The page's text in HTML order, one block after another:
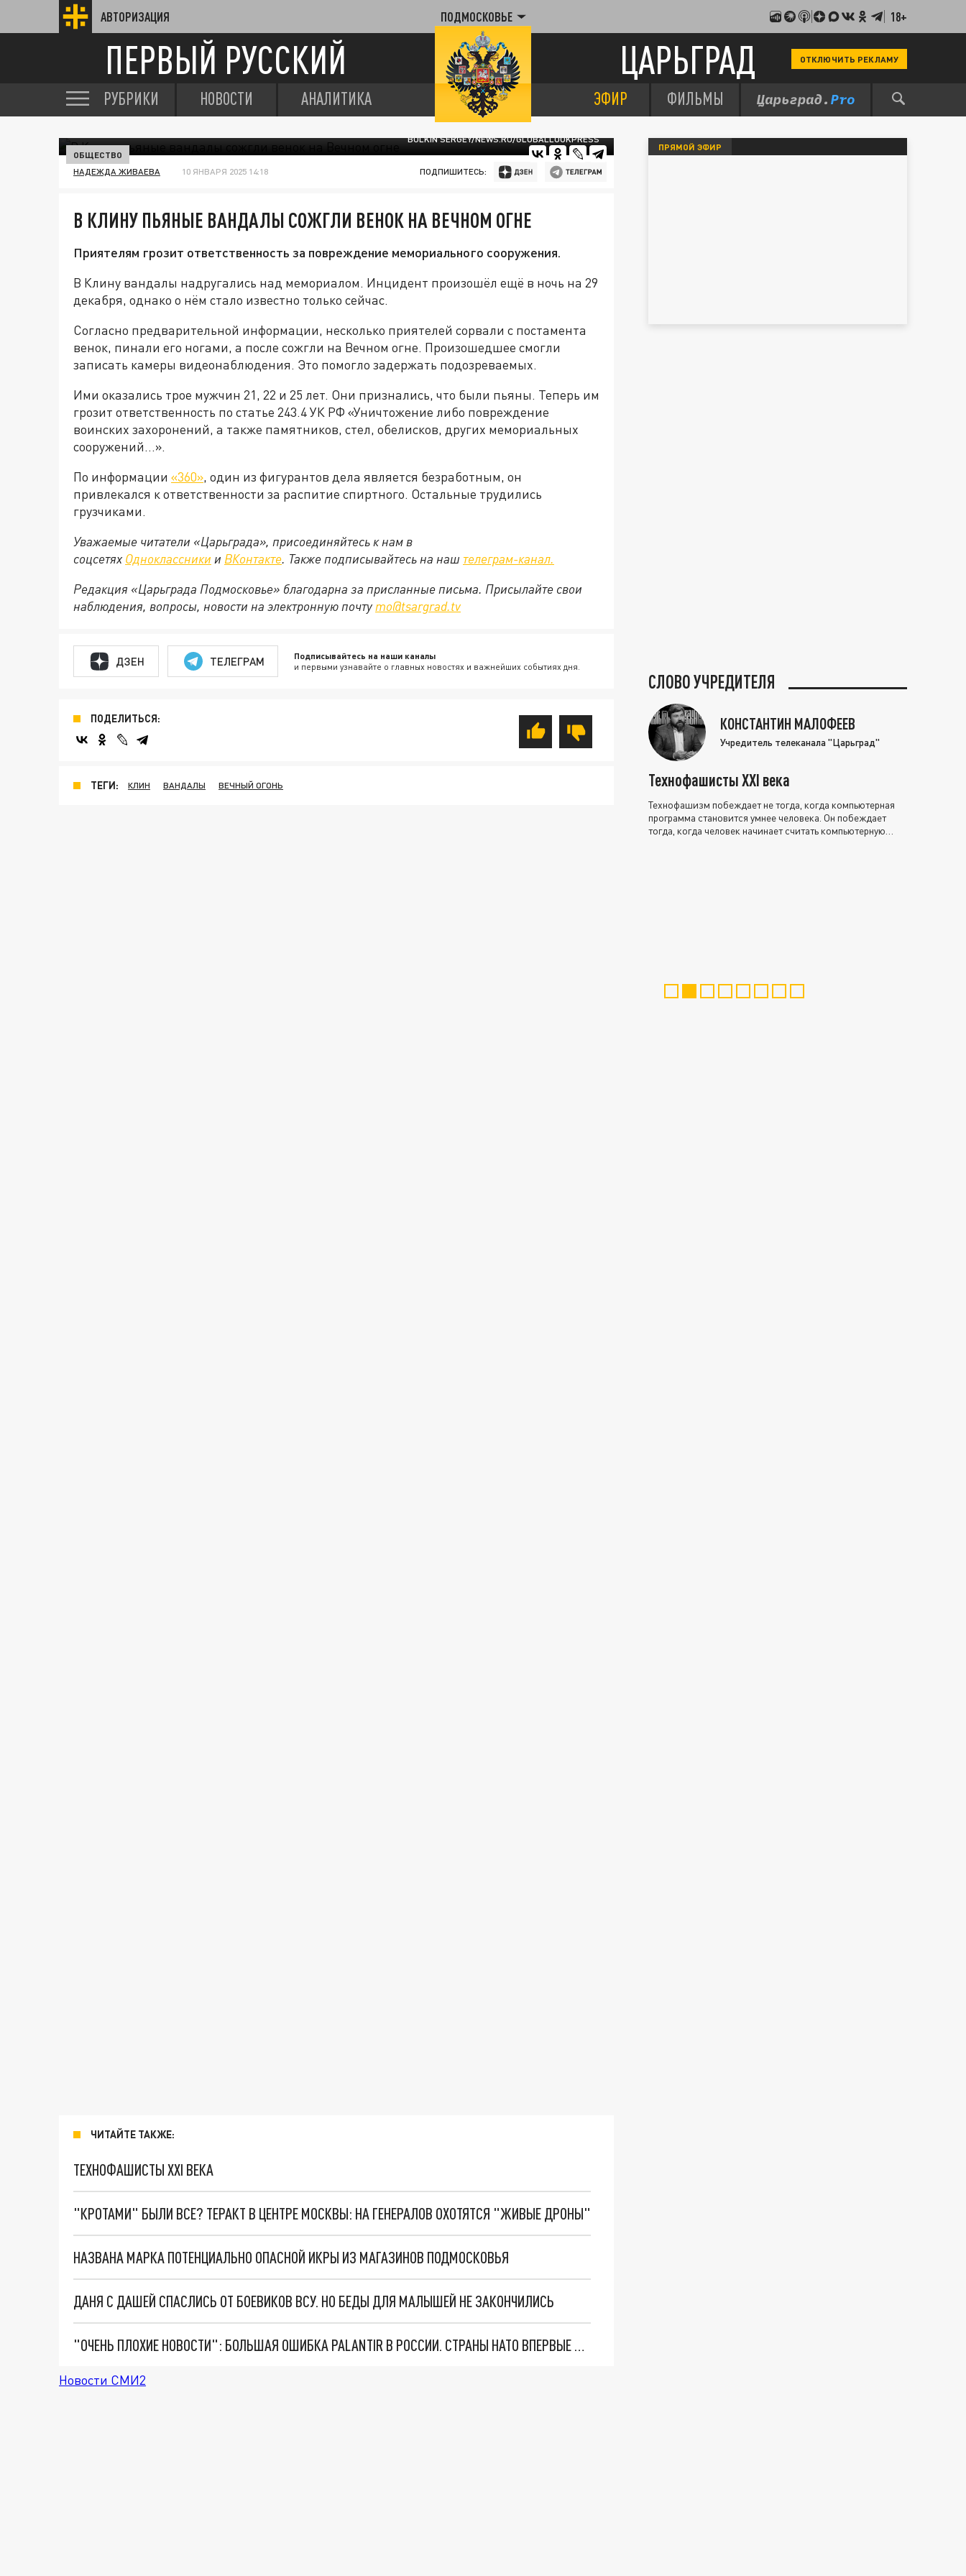
АВТОРИЗАЦИЯ ПОДМОСКОВЬЕ 18+
ПЕРВЫЙ РУССКИЙ ЦАРЬГРАД ОТКЛЮЧИТЬ РЕКЛАМУ
РУБРИКИ НОВОСТИ АНАЛИТИКА ЭФИР ФИЛЬМЫ
BULKIN SERGEY/NEWS.RU/GLOBALLOOKPRESS
ОБЩЕСТВО
НАДЕЖДА ЖИВАЕВА 10 ЯНВАРЯ 2025 14:18 ПОДПИШИТЕСЬ:
В КЛИНУ ПЬЯНЫЕ ВАНДАЛЫ СОЖГЛИ ВЕНОК НА ВЕЧНОМ ОГНЕ
Приятелям грозит ответственность за повреждение мемориального сооружения.
В Клину вандалы надругались над мемориалом. Инцидент произошёл ещё в ночь на 29
декабря, однако о нём стало известно только сейчас.
Согласно предварительной информации, несколько приятелей сорвали с постамента
венок, пинали его ногами, а после сожгли на Вечном огне. Произошедшее смогли
записать камеры видеонаблюдения. Это помогло задержать подозреваемых.
Ими оказались трое мужчин 21, 22 и 25 лет. Они признались, что были пьяны. Теперь им
грозит ответственность по статье 243.4 УК РФ «Уничтожение либо повреждение
воинских захоронений, а также памятников, стел, обелисков, других мемориальных
сооружений...».
По информации «360», один из фигурантов дела является безработным, он
привлекался к ответственности за распитие спиртного. Остальные трудились
грузчиками.
Уважаемые читатели «Царьграда», присоединяйтесь к нам в
соцсетях Одноклассники и ВКонтакте. Также подписывайтесь на наш телеграм-канал.
Редакция «Царьграда Подмосковье» благодарна за присланные письма. Присылайте свои
наблюдения, вопросы, новости на электронную почту mo@tsargrad.tv
ДЗЕН ТЕЛЕГРАМ Подписывайтесь на наши каналы
и первыми узнавайте о главных новостях и важнейших событиях дня.
ПОДЕЛИТЬСЯ:
ТЕГИ: КЛИН ВАНДАЛЫ ВЕЧНЫЙ ОГОНЬ
ЧИТАЙТЕ ТАКЖЕ:
ТЕХНОФАШИСТЫ XXI ВЕКА
"КРОТАМИ" БЫЛИ ВСЕ? ТЕРАКТ В ЦЕНТРЕ МОСКВЫ: НА ГЕНЕРАЛОВ ОХОТЯТСЯ "ЖИВЫЕ ДРОНЫ"
НАЗВАНА МАРКА ПОТЕНЦИАЛЬНО ОПАСНОЙ ИКРЫ ИЗ МАГАЗИНОВ ПОДМОСКОВЬЯ
ДАНЯ С ДАШЕЙ СПАСЛИСЬ ОТ БОЕВИКОВ ВСУ. НО БЕДЫ ДЛЯ МАЛЫШЕЙ НЕ ЗАКОНЧИЛИСЬ
"ОЧЕНЬ ПЛОХИЕ НОВОСТИ": БОЛЬШАЯ ОШИБКА PALANTIR В РОССИИ. СТРАНЫ НАТО ВПЕРВЫЕ ЗА СВО ОСТАНОВИЛИ ПОСТАВКИ ОРУЖИЯ. ВСУ ТЕРЯЮТ ПРИГРАНИЧЬЕ?
Новости СМИ2
ПРЯМОЙ ЭФИР
СЛОВО УЧРЕДИТЕЛЯ
КОНСТАНТИН МАЛОФЕЕВ
Учредитель телеканала "Царьград"
Технофашисты XXI века
Технофашизм побеждает не тогда, когда компьютерная
программа становится умнее человека. Он побеждает
тогда, когда человек начинает считать компьютерную